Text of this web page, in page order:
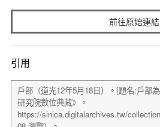
前往原始連結
引用